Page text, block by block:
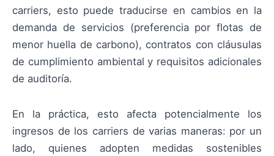
carriers, esto puede traducirse en cambios en la
demanda de servicios (preferencia por flotas de
menor huella de carbono), contratos con cláusulas
de cumplimiento ambiental y requisitos adicionales
de auditoría.
En la práctica, esto afecta potencialmente los
ingresos de los carriers de varias maneras: por un
lado, quienes adopten medidas sostenibles